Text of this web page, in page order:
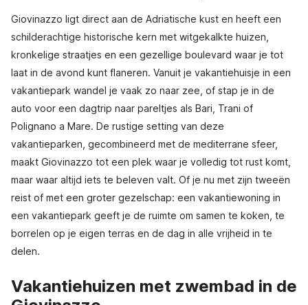
Giovinazzo ligt direct aan de Adriatische kust en heeft een
schilderachtige historische kern met witgekalkte huizen,
kronkelige straatjes en een gezellige boulevard waar je tot
laat in de avond kunt flaneren. Vanuit je vakantiehuisje in een
vakantiepark wandel je vaak zo naar zee, of stap je in de
auto voor een dagtrip naar pareltjes als Bari, Trani of
Polignano a Mare. De rustige setting van deze
vakantieparken, gecombineerd met de mediterrane sfeer,
maakt Giovinazzo tot een plek waar je volledig tot rust komt,
maar waar altijd iets te beleven valt. Of je nu met zijn tweeën
reist of met een groter gezelschap: een vakantiewoning in
een vakantiepark geeft je de ruimte om samen te koken, te
borrelen op je eigen terras en de dag in alle vrijheid in te
delen.
Vakantiehuizen met zwembad in de